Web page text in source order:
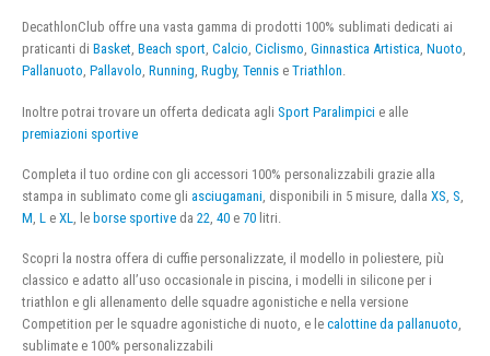
DecathlonClub offre una vasta gamma di prodotti 100% sublimati dedicati ai
praticanti di Basket, Beach sport, Calcio, Ciclismo, Ginnastica Artistica, Nuoto,
Pallanuoto, Pallavolo, Running, Rugby, Tennis e Triathlon.
Inoltre potrai trovare un offerta dedicata agli Sport Paralimpici e alle
premiazioni sportive
Completa il tuo ordine con gli accessori 100% personalizzabili grazie alla
stampa in sublimato come gli asciugamani , disponibili in 5 misure, dalla XS S
M L e XL , le borse sportive da 22 40 e 70 litri.
Scopri la nostra offera di cuffie personalizzate, il modello in poliestere, più
classico e adatto all’uso occasionale in piscina, i modelli in silicone per i
triathlon e gli allenamento delle squadre agonistiche e nella versione
Competition per le squadre agonistiche di nuoto, e le calottine da pallanuoto,
sublimate e 100% personalizzabili